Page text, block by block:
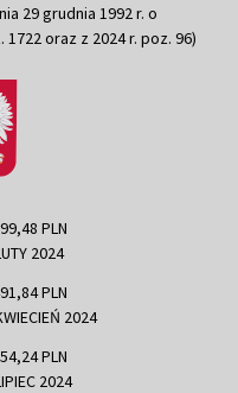
29 grudnia 1992 r. o
oraz z 2024 r. poz. 96)
PLN
2024
PLN
2024
PLN
2024